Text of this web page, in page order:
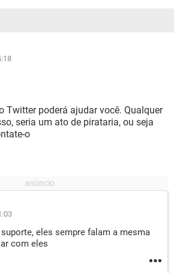
Twitter poderá ajudar você. Qualquer
seria um ato de pirataria, ou seja
o
eles sempre falam a mesma
com eles